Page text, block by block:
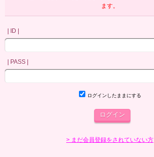
ます。
| ID |
| PASS |
ログインしたままにする
> まだ会員登録をされていない方